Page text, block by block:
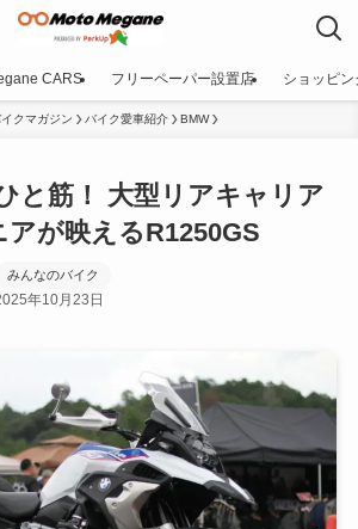
CARS フリーペーパー設置店 ショッピン
クマガジン バイク愛車紹介 BMW
と筋！ 大型リアキャリア
が映えるR1250GS
みんなのバイク
年10月23日